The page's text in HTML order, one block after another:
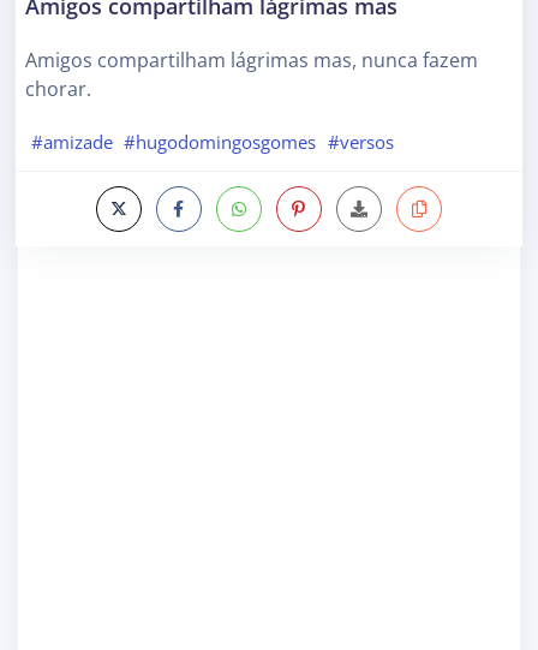
Amigos compartilham lágrimas mas, nunca fazem
chorar.
#amizade #hugodomingosgomes #versos